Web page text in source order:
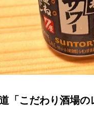
「こだわり酒場